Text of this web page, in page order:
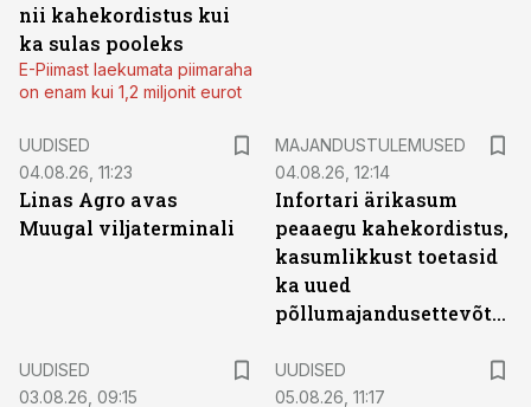
nii kahekordistus kui
ka sulas pooleks
E-Piimast laekumata piimaraha
on enam kui 1,2 miljonit eurot
UUDISED
04.08.26, 11:23
Linas Agro avas
Muugal viljaterminali
MAJANDUSTULEMUSED
04.08.26, 12:14
Infortari ärikasum
peaaegu kahekordistus,
kasumlikkust toetasid
ka uued
põllumajandusettevõtted
UUDISED
03.08.26, 09:15
UUDISED
05.08.26, 11:17